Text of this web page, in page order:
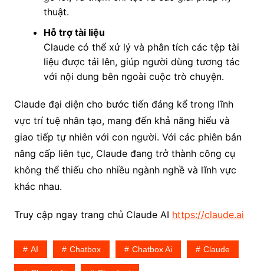
thuật.
Hỗ trợ tài liệu
Claude có thể xử lý và phân tích các tệp tài
liệu được tải lên, giúp người dùng tương tác
với nội dung bên ngoài cuộc trò chuyện.
Claude đại diện cho bước tiến đáng kể trong lĩnh
vực trí tuệ nhân tạo, mang đến khả năng hiểu và
giao tiếp tự nhiên với con người. Với các phiên bản
nâng cấp liên tục, Claude đang trở thành công cụ
không thể thiếu cho nhiều ngành nghề và lĩnh vực
khác nhau.
Truy cập ngay trang chủ Claude AI https://claude.ai
AI Chatbox Chatbox Ai Claude